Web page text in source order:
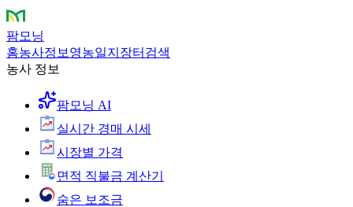
팜모닝
홈농사정보 영농일지 장터 검색
농사 정보
팜모닝 AI
실시간 경매 시세
시장별 가격
면적 직불금 계산기
숨은 보조금